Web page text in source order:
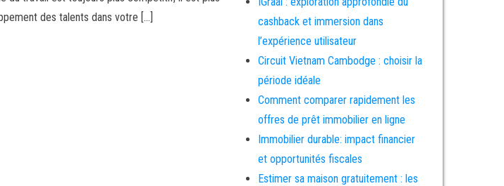
des talents dans votre […]
cashback et immersion dans
l’expérience utilisateur
Circuit Vietnam Cambodge : choisir la
période idéale
Comment comparer rapidement les
offres de prêt immobilier en ligne
Immobilier durable: impact financier
et opportunités fiscales
Estimer sa maison gratuitement : les